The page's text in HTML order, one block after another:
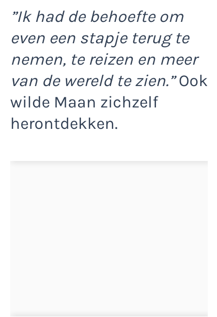
”Ik had de behoefte om
even een stapje terug te
nemen, te reizen en meer
van de wereld te zien.”Ook
wilde Maan zichzelf
herontdekken.